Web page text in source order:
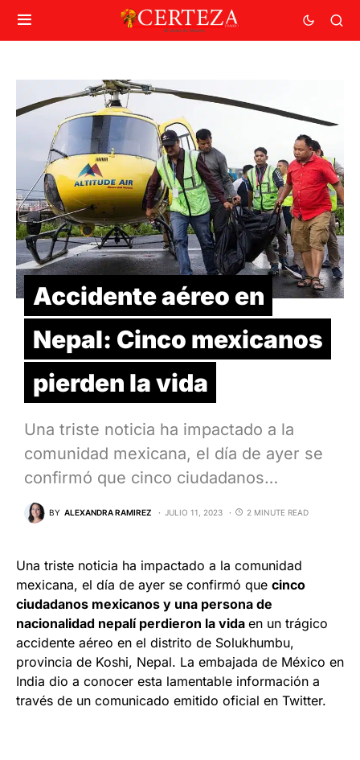
Accidente aéreo en
Nepal: Cinco mexicanos
pierden la vida
Una triste noticia ha impactado a la
comunidad mexicana, el día de ayer se
confirmó que cinco ciudadanos…
BY ALEXANDRA RAMIREZ JULIO 11, 2023 2 MINUTE READ
Una triste noticia ha impactado a la comunidad
mexicana, el día de ayer se confirmó que cinco
ciudadanos mexicanos y una persona de
nacionalidad nepalí perdieron la vida en un trágico
accidente aéreo en el distrito de Solukhumbu,
provincia de Koshi, Nepal. La embajada de México en
India dio a conocer esta lamentable información a
través de un comunicado emitido oficial en Twitter.